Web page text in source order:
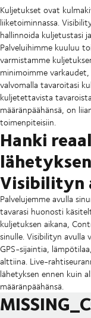
Kuljetukset ovat
liiketoiminnassa.
hallinnoida kuljetustasi
Palveluihimme kuuluu
varmistamme
minimoimme
valvomalla tavaroitasi
kuljetettavista
määränpäähänsä, on
toimenpiteisiin.
Hanki
Visibilityn
Palvelujemme avulla
tavarasi huonosti
kuljetuksen aikana,
sinulle. Visibilityn
GPS-sijaintia,
alttiina. Live-
lähetyksen ennen kuin
määränpäähänsä.